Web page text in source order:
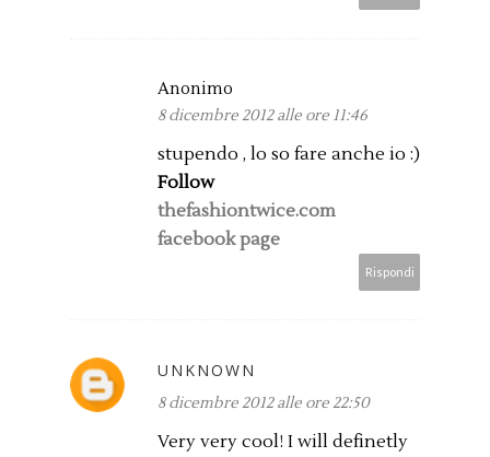
Anonimo
8 dicembre 2012 alle ore 11:46
stupendo , lo so fare anche io :)
Follow
thefashiontwice.com
facebook page
Rispondi
UNKNOWN
8 dicembre 2012 alle ore 22:50
Very very cool! I will definetly